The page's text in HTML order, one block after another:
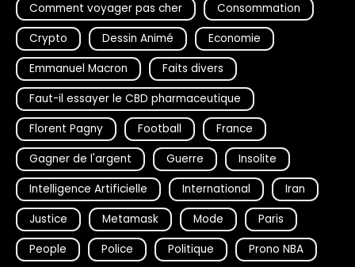
Comment voyager pas cher
Consommation
Crypto
Dessin Animé
Economie
Emmanuel Macron
Faits divers
Faut-il essayer le CBD pharmaceutique
Florent Pagny
Football
France
Gagner de l'argent
Guerre
Insolite
Intelligence Artificielle
International
Iran
Justice
Metamask Mode
Paris
People
Police Politique Prono NBA